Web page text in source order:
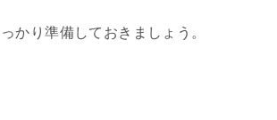
かり準備しておきましょう。